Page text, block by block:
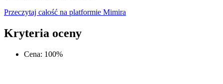
Przeczytaj całość na platformie Mimira
Kryteria oceny
Cena: 100%